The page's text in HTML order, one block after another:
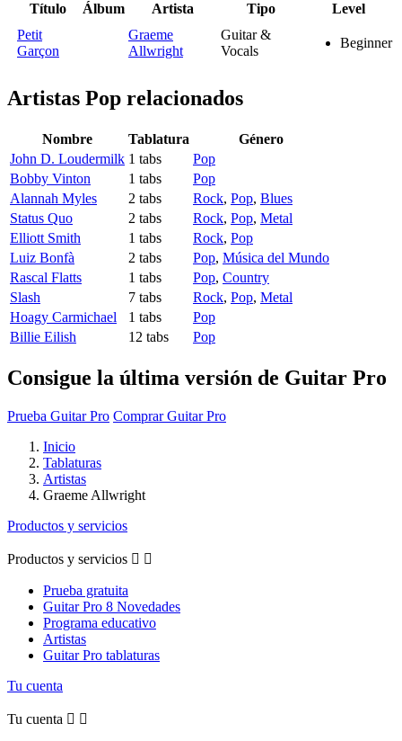
Título Álbum Artista Tipo
Level
Petit
Garçon
Graeme
Allwright
Guitar &
Vocals
Beginner
Artistas Pop relacionados
Nombre Tablatura
Género
John D. Loudermilk 1 tabs
Pop
Bobby Vinton
1 tabs
Pop
Alannah Myles
2 tabs Rock, Pop, Blues
Status Quo
2 tabs Rock, Pop, Metal
Elliott Smith
1 tabs Rock, Pop
Luiz Bonfà
2 tabs Pop, Música del Mundo
Rascal Flatts
1 tabs Pop, Country
Slash
7 tabs Rock, Pop, Metal
Hoagy Carmichael
1 tabs
Pop
Billie Eilish
12 tabs Pop
Consigue la última versión de Guitar Pro
Prueba Guitar Pro Comprar Guitar Pro
Inicio
Tablaturas
Artistas
Graeme Allwright
Productos y servicios
Productos y servicios  
Prueba gratuita
Guitar Pro 8 Novedades
Programa educativo
Artistas
Guitar Pro tablaturas
Tu cuenta
Tu cuenta  